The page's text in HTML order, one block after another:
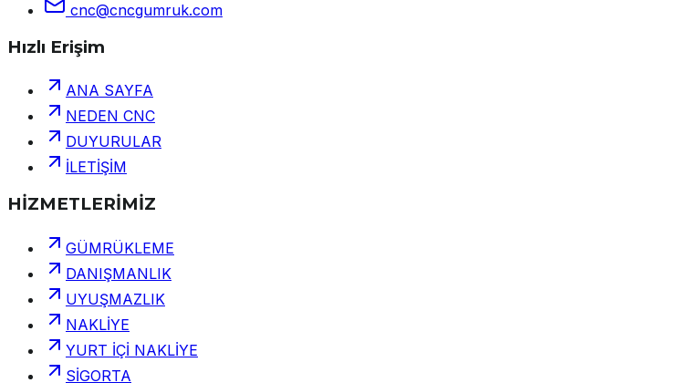
cnc@cncgumruk.com
Hızlı Erişim
ANA SAYFA
NEDEN CNC
DUYURULAR
İLETİŞİM
HİZMETLERİMİZ
GÜMRÜKLEME
DANIŞMANLIK
UYUŞMAZLIK
NAKLİYE
YURT İÇİ NAKLİYE
SİGORTA